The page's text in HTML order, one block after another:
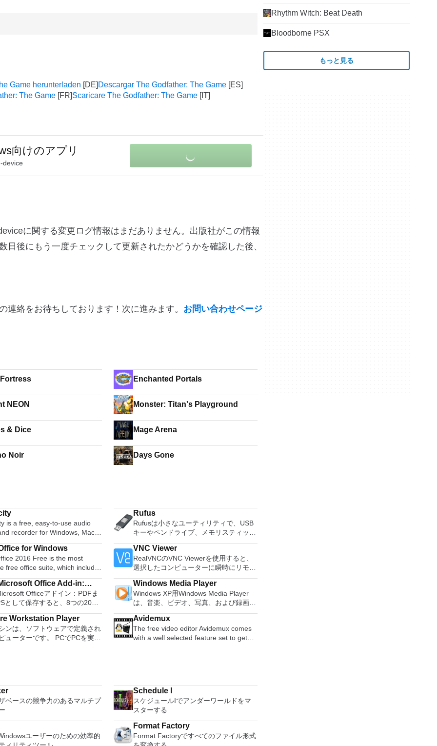
Game herunterladen
Descargar The Godfather: The Game
The Game
Scaricare The Godfather: The Game
向けのアプリ
device
に関する変更ログ情報はまだありません。出版社がこの情報
後にもう一度チェックして更新されたかどうかを確認した後、
絡をお待ちしております！次に進みます。 お問い合わせページ
Enchanted Portals
NEON Monster: Titan's Playground
& Dice Mage Arena
Noir Days Gone
is a free, easy-to-use audio
recorder for Windows, Mac
Linux and other operating
You can use Audacity to:
Convert tapes and
into digital recordings or CDs.
Vorbis, MP3, WAV or AIFF
splice or mix
Change the speed or
a recording. Add new effects
with LADSPA plug-ins. And more!
Rufus
Rufusは小さなユーティリティで、USB
キーやペンドライブ、メモリスティック
などの起動可能なUSBフラッシュドライ
ブをフォーマットおよび作成できます。
Rufusは、次のシナリオで役立ちます。
Windows、Linux、およびUEFI用の起動
可能なISOからUSBインストールメディ
アを作成する必要がある場合。 OSがイ
ンストールされていないシステムで作業
する必要がある場合。 BIOSまたはその
他のファームウェアをDOSからフラッシ
ュする必要がある場合。 低レベルのユ
ーティリティを実行する必要がある場
LiveXP、Knoppix、Kubuntu、Linux
Mint、NT Password Registry Editor、
OpenSUSE、Parted Magic、
Ubuntu、Ultimate Boot CD、Windows
XP（SP2以降）、Windows Server 2003
for Windows
2016 Free is the most
free office suite, which includes
processor, spreadsheet
and presentation maker. With
programs you will easily be
with any office related
language support for English,
German, Spanish,
and Polish
the paragraph adjustment tool
tabbed feature. It also has
spell check and word
UI,File Roaming and Docer
Key features include:
VNC Viewer
RealVNCのVNC Viewerを使用すると、
選択したコンピューターに瞬時にリモー
トアクセスできます。 Mac、Windows
PC、またはLinuxマシン、世界中のどこ
からでも。 VNC Viewerを使用すると、
コンピューターのデスクトップを表示し
たり、コンピューターの前に直接座って
いるかのようにマウスとキーボードを制
御したりできます。 VNC Viewerは、イ
ンストールと使用が簡単です。制御した
フォームにVNC Viewerをインストール
する権限がない場合は、スタンドアロン
オプションを選択する必要があります。
主な機能は次のとおりです。 クラウド
サービスを介してVNC Connectを実行し
ているコンピューターに接続します。
Apple Screen Sharing（ARD）などのサ
Office Add-in:
Save as PDF or XPS
Officeアドイン：PDFま
として保存すると、8つの2007
OfficeプログラムでPDFおよび
にエクスポートして保存できま
ツールを使用すると、これらの
ムのサブセットでPDF形式およ
す。 Microsoft Office
Office Excel
Windows Media Player
Windows XP用Windows Media Player
は、音楽、ビデオ、写真、および録画し
たテレビ番組などすべてを保存して楽し
む最適な機能を搭載しています。 再
生、表示、外出先で楽しむためのポータ
ブル デバイスとの同期、さらには家中
をより多く - デジタル音楽体験がさらに
楽しくなります。 エンターテイメント
をすべて1つの場所に - 音楽、ビデオ、
写真、録画したテレビ番組をすべて保存
して楽しめます。 どこでも楽しめる -
どこにいても音楽、ビデオ、写真にアク
セスできます。
Workstation Player
ンは、ソフトウェアで定義され
ューターです。 PCでPCを実行
ESXで作成された仮想マシン
操作できます。 主な機能は次
のPCで複数のオペ
ングシステムを同時に実行しま
ストールや構成の問題なし
い。 ホストコンピューターと
Avidemux
The free video editor Avidemux comes
with a well selected feature set to get
common codecs and filters. Avidemux
automates your tasks by creating
projects and putting them into the job
queue. Features: Non-linear video
editing Apply filters and effects
Transcode into various formats Insert or
extract audio streams Subtitle
ベースの競争力のあるマルチプ
Schedule I
スケジュールIでアンダーワールドをマ
スターする
ユーザーのための効率的
Format Factory
Format Factoryですべてのファイル形式
Rhythm Witch: Beat Death
Bloodborne PSX
もっと見る